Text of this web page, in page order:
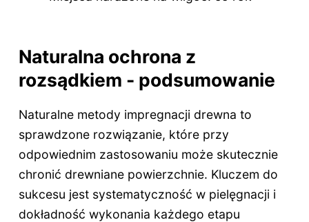
Naturalna ochrona z
rozsądkiem - podsumowanie
Naturalne metody impregnacji drewna to
sprawdzone rozwiązanie, które przy
odpowiednim zastosowaniu może skutecznie
chronić drewniane powierzchnie. Kluczem do
sukcesu jest systematyczność w pielęgnacji i
dokładność wykonania każdego etapu